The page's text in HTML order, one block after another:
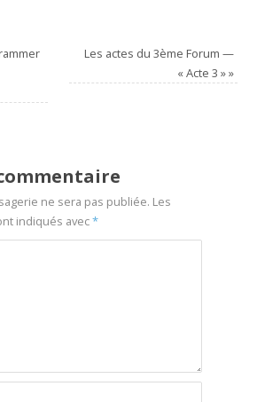
Les actes du 3ème Forum —
« Acte 3 »»
ne sera pas publiée. Les
indiqués avec*